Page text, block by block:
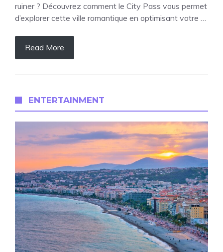
ruiner ? Découvrez comment le City Pass vous permet
d’explorer cette ville romantique en optimisant votre …
Read More
ENTERTAINMENT